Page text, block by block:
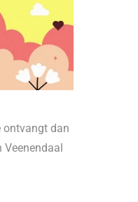
ontvangt dan
Veenendaal